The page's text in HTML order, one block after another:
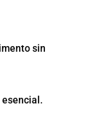
sin
esencial.